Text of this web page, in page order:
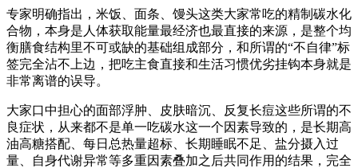
专家明确指出，米饭、面条、馒头这类大家常吃的精制碳水化
合物，本身是人体获取能量最经济也最直接的来源，是整个均
衡膳食结构里不可或缺的基础组成部分，和所谓的“不自律”标
签完全沾不上边，把吃主食直接和生活习惯优劣挂钩本身就是
非常离谱的误导。
大家口中担心的面部浮肿、皮肤暗沉、反复长痘这些所谓的不
良症状，从来都不是单一吃碳水这一个因素导致的，是长期高
油高糖搭配、每日总热量超标、长期睡眠不足、盐分摄入过
量、自身代谢异常等多重因素叠加之后共同作用的结果，完全